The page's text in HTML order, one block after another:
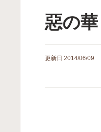
惡の華
更新日 2014/06/09